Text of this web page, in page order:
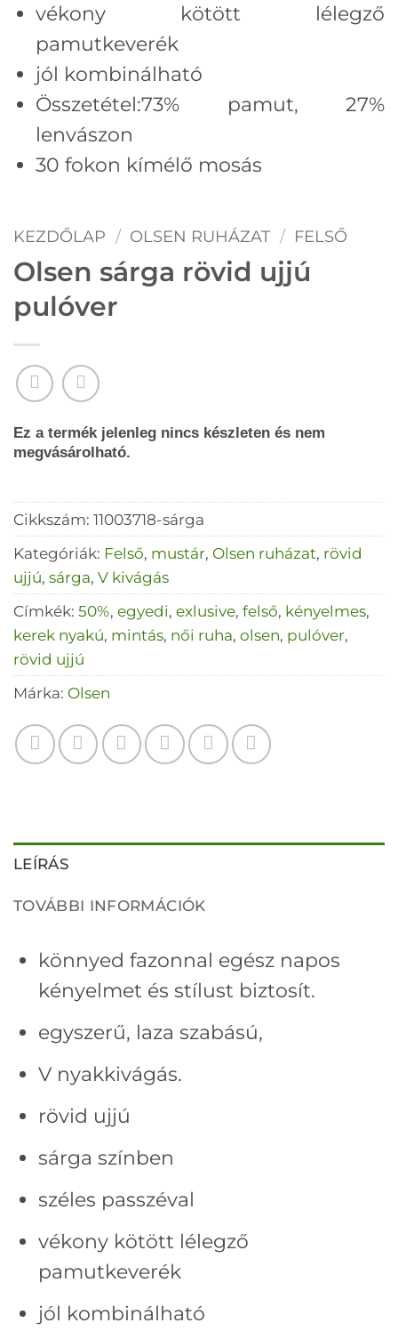
vékony kötött lélegző
pamutkeverék
jól kombinálható
Összetétel:73% pamut, 27%
lenvászon
30 fokon kímélő mosás
KEZDŐLAP / OLSEN RUHÁZAT / FELSŐ
Olsen sárga rövid ujjú
pulóver
Ez a termék jelenleg nincs készleten és nem
megvásárolható.
Cikkszám: 11003718-sárga
Kategóriák: Felső, mustár, Olsen ruházat, rövid
ujjú, sárga, V kivágás
Címkék: 50%, egyedi, exlusive, felső, kényelmes,
kerek nyakú, mintás, női ruha, olsen, pulóver,
rövid ujjú
Márka: Olsen
LEÍRÁS
TOVÁBBI INFORMÁCIÓK
könnyed fazonnal egész napos
kényelmet és stílust biztosít.
egyszerű, laza szabású,
V nyakkivágás.
rövid ujjú
sárga színben
széles passzéval
vékony kötött lélegző
pamutkeverék
jól kombinálható